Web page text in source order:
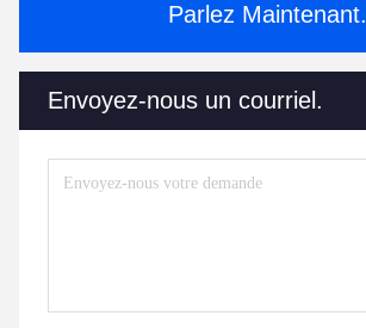
Parlez Maintenant.
Envoyez-nous un courriel.